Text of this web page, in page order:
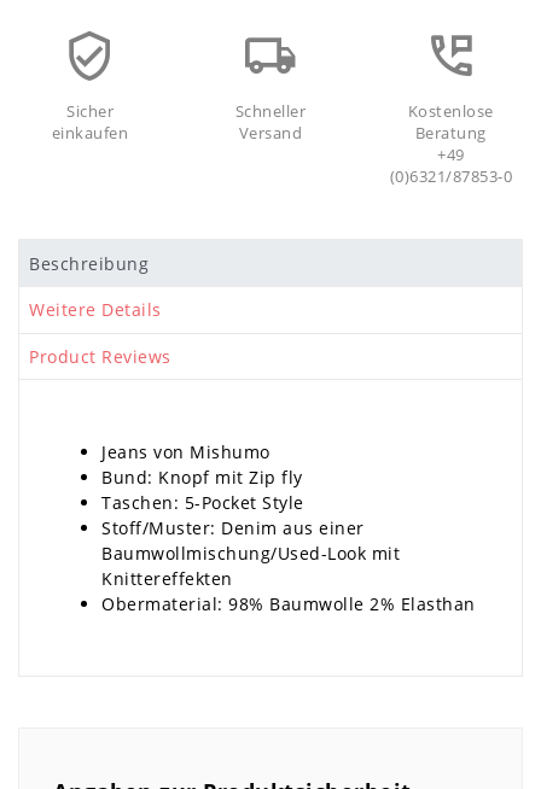
Sicher
einkaufen
Schneller
Versand
Kostenlose
Beratung
+49
(0)6321/87853-0
Beschreibung
Weitere Details
Product Reviews
Jeans von Mishumo
Bund: Knopf mit Zip fly
Taschen: 5-Pocket Style
Stoff/Muster: Denim aus einer
Baumwollmischung/Used-Look mit
Knittereffekten
Obermaterial: 98% Baumwolle 2% Elasthan